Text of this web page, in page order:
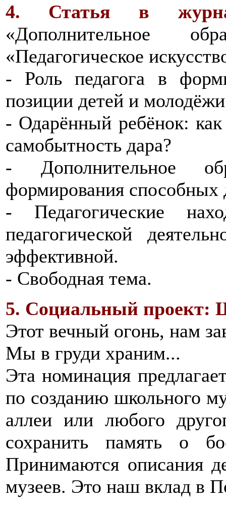
4. Статья в
«Дополнительное
«Педагогическое
- Роль педагога в
позиции детей и
- Одарённый ребёнок: как
самобытность дара?
- Дополнительное
формирования способных
- Педагогические
педагогической
эффективной.
- Свободная тема.
5. Социальный проект:
Этот вечный огонь, нам
Мы в груди храним...
Эта номинация
по созданию школьного
аллеи или любого
сохранить память о
Принимаются описания
музеев. Это наш вклад в